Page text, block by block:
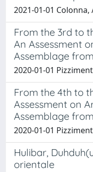
2021-01-01 Colonna,
From the 3rd to
An Assessment
Assemblage
2020-01-01
From the 4th to
Assessment on
Assemblage
2020-01-01
Hulibar,
orientale